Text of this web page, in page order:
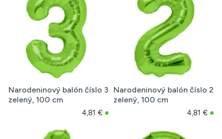
Narodeninový balón číslo 3
zelený, 100 cm
4,81 €
Narodeninový balón číslo 2
zelený, 100 cm
4,81 €